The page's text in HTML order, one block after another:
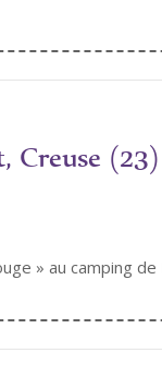
Creuse (23)
» au camping de